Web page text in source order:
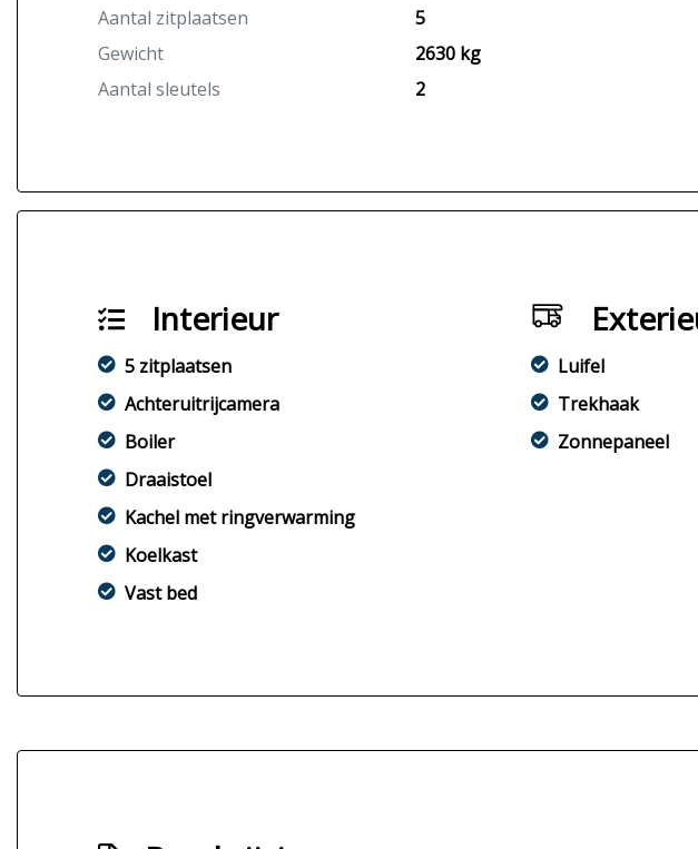
Aantal zitplaatsen
5
Gewicht
2630 kg
Aantal sleutels
2
Interieur
5 zitplaatsen
Achteruitrijcamera
Boiler
Draaistoel
Kachel met ringverwarming
Koelkast
Vast bed
Luifel
Trekhaak
Zonnepaneel